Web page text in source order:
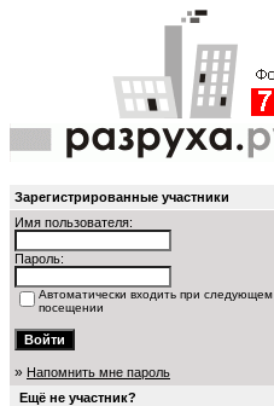
Зарегистрированные участники
Имя пользователя:
Пароль:
Автоматически входить при следующем
посещении
» Напомнить мне пароль
Ещё не участник?